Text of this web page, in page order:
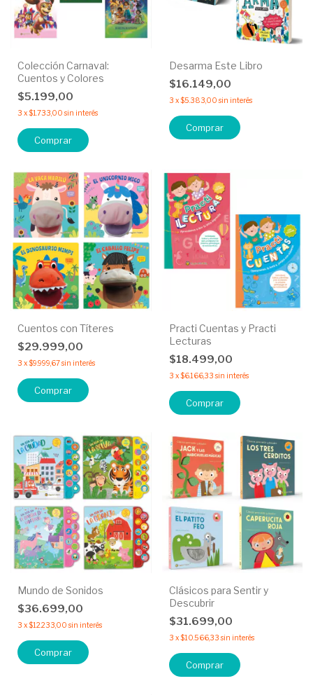
Colección Carnaval:
Cuentos y Colores
$5.199,00
3 x$1.733,00 sin interés
Comprar
Desarma Este Libro
$16.149,00
3 x$5.383,00 sin interés
Comprar
Cuentos con Títeres
$29.999,00
3 x$9.999,67sin interés
Comprar
Practi Cuentas y Practi
Lecturas
$18.499,00
3 x$6.166,33 sin interés
Comprar
Mundo de Sonidos
$36.699,00
3 x$12.233,00 sin interés
Comprar
Clásicos para Sentir y
Descubrir
$31.699,00
3 x$10.566,33 sin interés
Comprar